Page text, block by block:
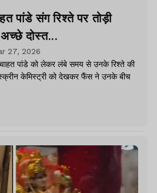
पांडे संग रिश्ते पर तोड़ी
अच्छे दोस्त...
27, 2026
पांडे को लेकर लंबे समय से उनके रिश्ते की
स्क्रीन केमिस्ट्री को देखकर फैंस ने उनके बीच